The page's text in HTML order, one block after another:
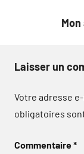
Laisser un
Votre adresse
obligatoires
Commentaire*